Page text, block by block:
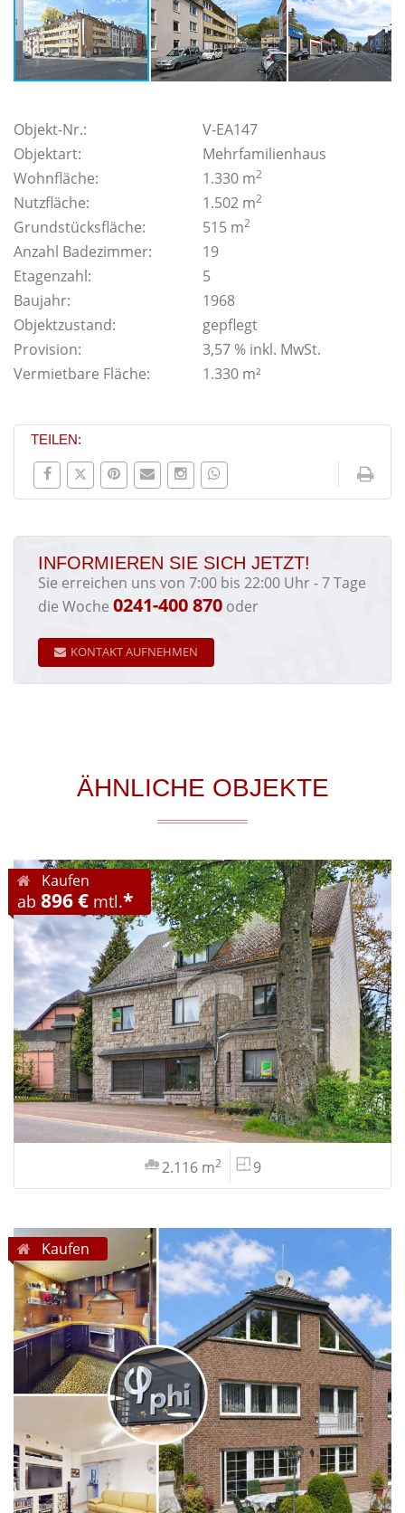
Objekt-Nr.:
V-EA147
Objektart:
Mehrfamilienhaus
Wohnfläche:
1.330 m2
Nutzfläche: 1.502 m2
Grundstücksfläche: 515 m2
Anzahl Badezimmer:
19
Etagenzahl:
5
Baujahr:
1968
Objektzustand:
gepflegt
Provision:
3,57 % inkl. MwSt.
Vermietbare Fläche:
1.330 m²
TEILEN:
INFORMIEREN SIE SICH JETZT!
Sie erreichen uns von 7:00 bis 22:00 Uhr - 7 Tage
die Woche 0241-400 870 oder
KONTAKT AUFNEHMEN
ÄHNLICHE OBJEKTE
Kaufen
ab 896 € mtl.*
2.116 m2 9
Kaufen